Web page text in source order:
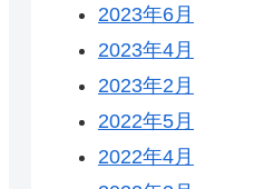
2023年6月
2023年4月
2023年2月
2022年5月
2022年4月